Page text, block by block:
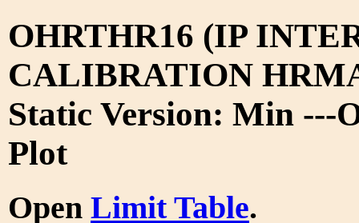
OHRTHR16 (IP
CALIBRATION
Static Version: Min ---
Plot
Open Limit Table.